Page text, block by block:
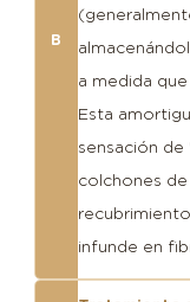
B
a medida
Esta
sensación
colchones de
infunde en